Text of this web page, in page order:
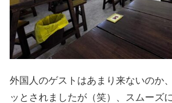
外国人のゲストはあまり来ないのか
ッとされましたが（笑）、スムーズに